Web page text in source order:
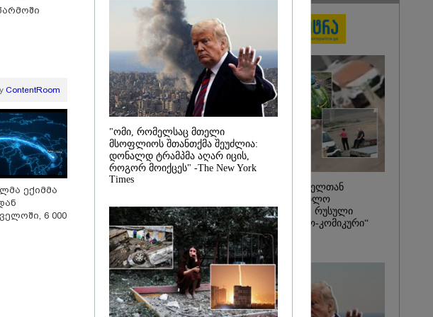
იტალიაში ქალმა,
ლატარიის ბილეთი,
რომელმაც 1 მლნ მოიგო,
შემთხვევით ნაგავში
გადააგდო - ის
დასუფთავების
სამსახურის
თანამშრომლებმა ნაგვის
მანქანაში იპოვეს
სიახლე
საზამთროს გამყიდველთან
სამკვდრო-სასიცოცხლო
„კუკუდამალობანა“ - რუსული
დრონის „საბრძოლო-კომიკური“
ვიდეო
ContentRoom
ექიმმა
6 000
"ომი, რომელსაც მთელი
მსოფლიოს შთანთქმა შეუძლია:
დონალდ ტრამპმა აღარ იცის,
როგორ მოიქცეს" -The New York
Times